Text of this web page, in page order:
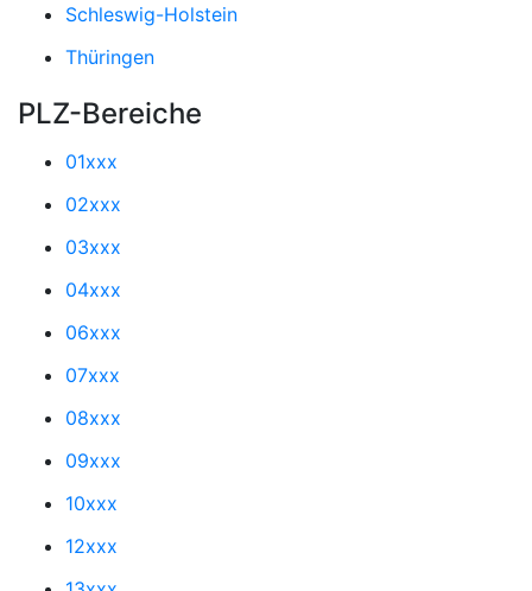
Schleswig-Holstein
Thüringen
PLZ-Bereiche
01xxx
02xxx
03xxx
04xxx
06xxx
07xxx
08xxx
09xxx
10xxx
12xxx